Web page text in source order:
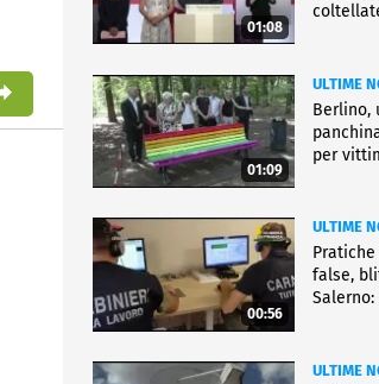
01:08
01:09
ULTIME
Berlino,
per
00:56
ULTIME
false,
Salerno:
ULTIME